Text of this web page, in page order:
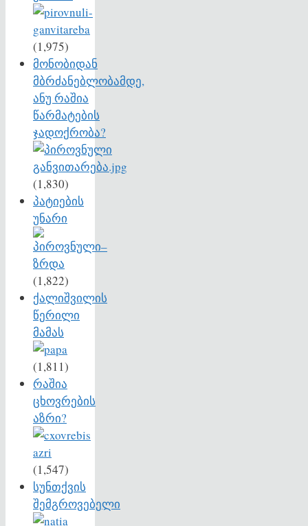
(1,975)
მონობიდან
მბრძანებლობამდე,
ანუ რაშია
წარმატების
ჯადოქრობა?
(1,830)
პატიების
უნარი
(1,822)
ქალიშვილის
წერილი
მამას
(1,811)
რაშია
ცხოვრების
აზრი?
(1,547)
სუნთქვის
შემგროვებელი